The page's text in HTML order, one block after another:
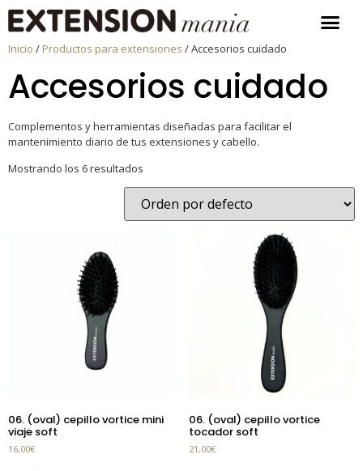
Inicio / Productos para extensiones / Accesorios cuidado
Accesorios cuidado
Complementos y herramientas diseñadas para facilitar el
mantenimiento diario de tus extensiones y cabello.
Mostrando los 6 resultados
06. (oval) cepillo vortice mini
viaje soft
16,00€
06. (oval) cepillo vortice
tocador soft
21,00€